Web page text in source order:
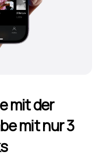
mit der
mit nur 3